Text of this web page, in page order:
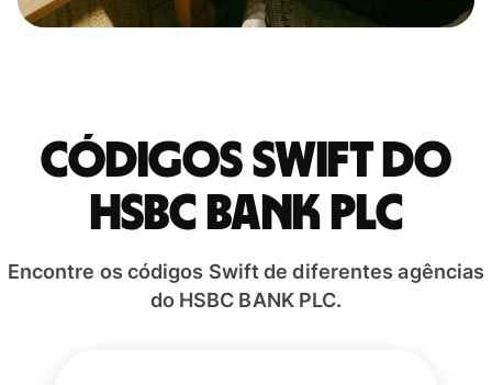
Códigos Swift do
HSBC BANK PLC
Encontre os códigos Swift de diferentes agências
do HSBC BANK PLC.